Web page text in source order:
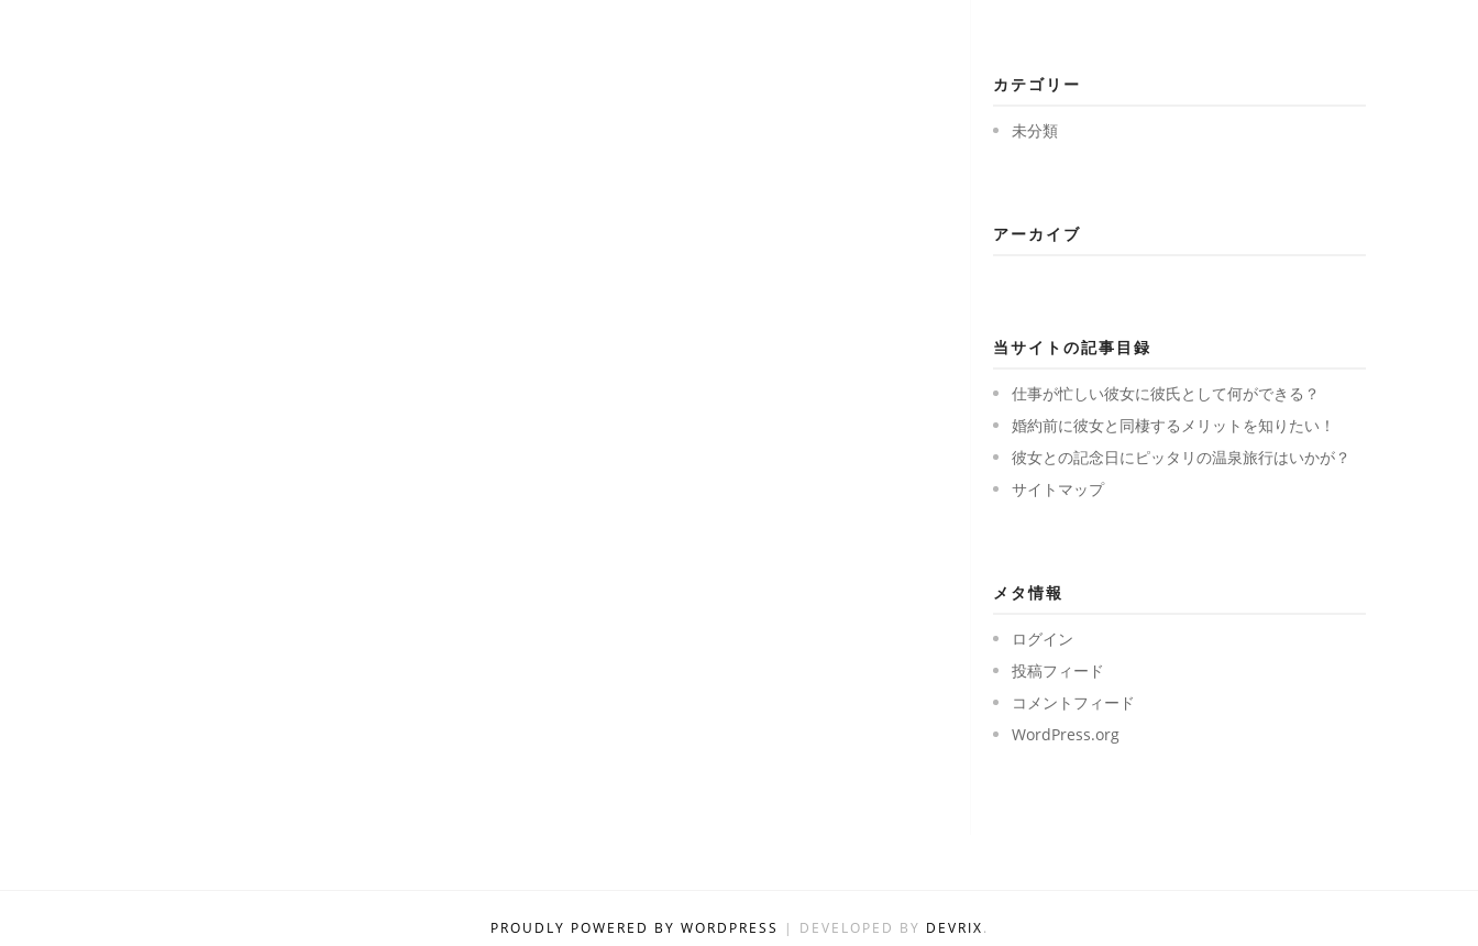
カテゴリー
未分類
アーカイブ
当サイトの記事目録
仕事が忙しい彼女に彼氏として何ができる？
婚約前に彼女と同棲するメリットを知りたい！
彼女との記念日にピッタリの温泉旅行はいかが？
サイトマップ
メタ情報
ログイン
投稿フィード
コメントフィード
WordPress.org
PROUDLY POWERED BY WORDPRESS | DEVELOPED BY DEVRIX.